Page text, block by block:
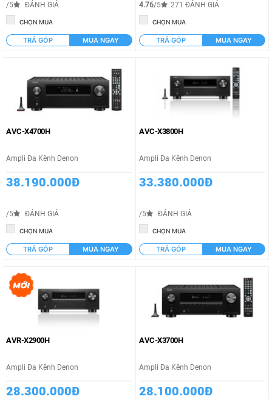
/5 ĐÁNH GIÁ
CHỌN MUA
TRẢ GÓP MUA NGAY
4.76/5 271 ĐÁNH GIÁ
CHỌN MUA
TRẢ GÓP MUA NGAY
AVC-X4700H
Ampli Đa Kênh Denon
38.190.000Đ
/5 ĐÁNH GIÁ
CHỌN MUA
TRẢ GÓP MUA NGAY
AVC-X3800H
Ampli Đa Kênh Denon
33.380.000Đ
/5 ĐÁNH GIÁ
CHỌN MUA
TRẢ GÓP MUA NGAY
AVR-X2900H
Ampli Đa Kênh Denon
28.300.000Đ
AVC-X3700H
Ampli Đa Kênh Denon
28.100.000Đ